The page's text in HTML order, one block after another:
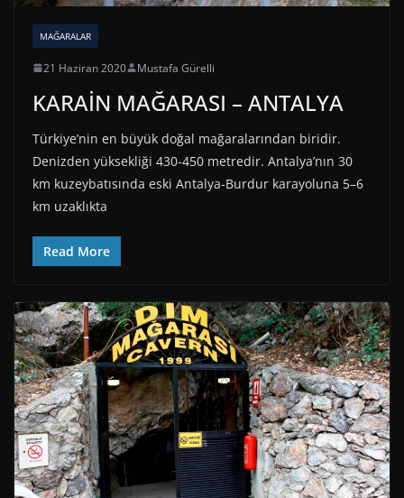
MAĞARALAR
21 Haziran 2020 Mustafa Gürelli
KARAİN MAĞARASI – ANTALYA
Türkiye’nin en büyük doğal mağaralarından biridir.
Denizden yüksekliği 430-450 metredir. Antalya’nın 30
km kuzeybatısında eski Antalya-Burdur karayoluna 5–6
km uzaklıkta
Read More